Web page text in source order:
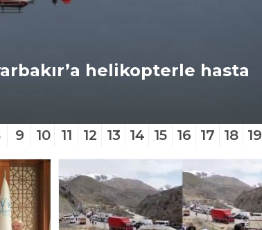
helikopterle hasta
9 10 11 12 13 14 15 16 17 18 19